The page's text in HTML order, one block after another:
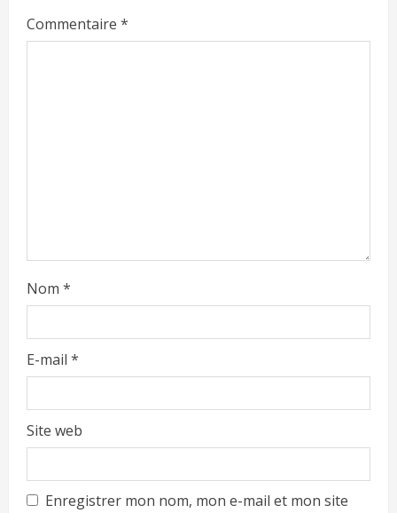
Commentaire *
Nom *
E-mail *
Site web
Enregistrer mon nom, mon e-mail et mon site